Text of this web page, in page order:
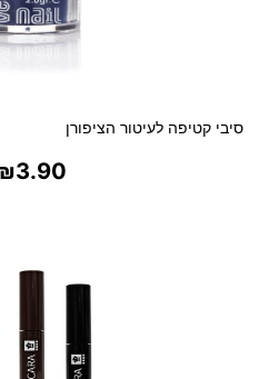
סיבי קטיפה לעיטור הציפורן
3.90